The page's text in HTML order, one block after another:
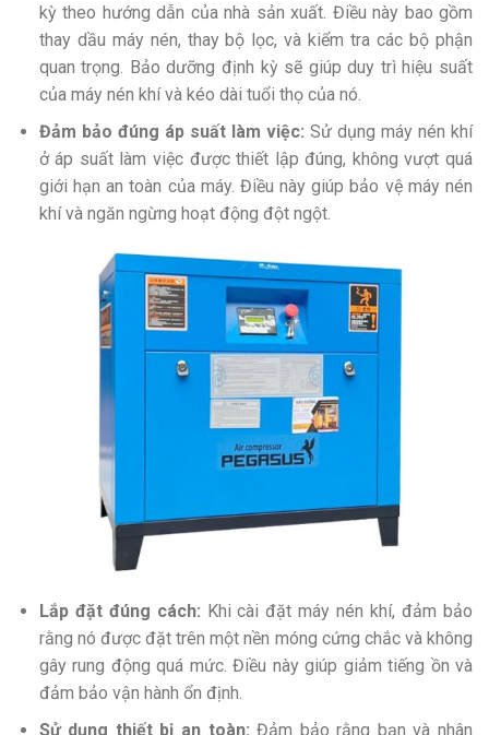
kỳ theo hướng dẫn của nhà sản xuất. Điều này bao gồm
thay dầu máy nén, thay bộ lọc, và kiểm tra các bộ phận
quan trọng. Bảo dưỡng định kỳ sẽ giúp duy trì hiệu suất
của máy nén khí và kéo dài tuổi thọ của nó.
Đảm bảo đúng áp suất làm việc: Sử dụng máy nén khí
ở áp suất làm việc được thiết lập đúng, không vượt quá
giới hạn an toàn của máy. Điều này giúp bảo vệ máy nén
khí và ngăn ngừng hoạt động đột ngột.
Lắp đặt đúng cách: Khi cài đặt máy nén khí, đảm bảo
rằng nó được đặt trên một nền móng cứng chắc và không
gây rung động quá mức. Điều này giúp giảm tiếng ồn và
đảm bảo vận hành ổn định.
Sử dụng thiết bị an toàn: Đảm bảo rằng bạn và nhân